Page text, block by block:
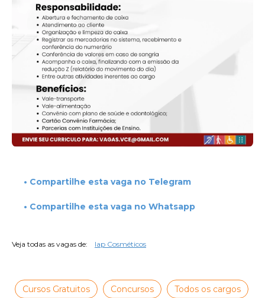
• Compartilhe esta vaga no Telegram
• Compartilhe esta vaga no Whatsapp
Veja todas as vagas de: Iap Cosméticos
Cursos Gratuitos Concursos Todos os cargos